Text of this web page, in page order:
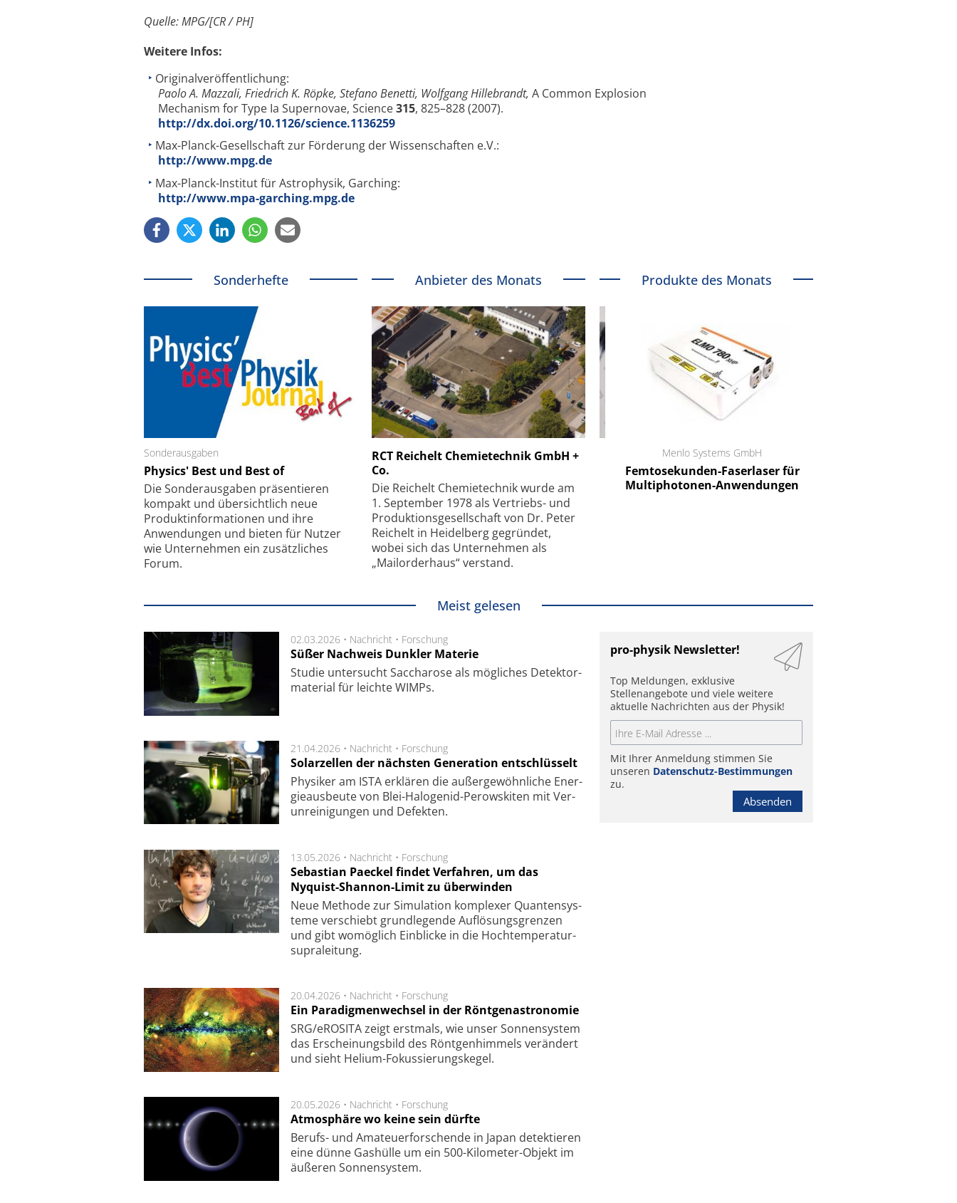
Quelle: MPG/[CR / PH]
Weitere Infos:
Originalveröffentlichung:
Paolo A. Mazzali, Friedrich K. Röpke, Stefano Benetti, Wolfgang Hillebrandt, A Common Explosion
Mechanism for Type Ia Supernovae, Science315, 825–828 (2007).
http://dx.doi.org/10.1126/science.1136259
Max-Planck-Gesellschaft zur Förderung der Wissenschaften e.V.:
http://www.mpg.de
Max-Planck-Institut für Astrophysik, Garching:
http://www.mpa-garching.mpg.de
Sonderhefte
Sonderausgaben
Physics' Best und Best of
Die Sonder­ausgaben präsentieren
kompakt und übersichtlich neue
Produkt­informationen und ihre
Anwendungen und bieten für Nutzer
wie Unternehmen ein zusätzliches
Forum.
Anbieter des Monats
RCT Reichelt Chemietechnik GmbH +
Co.
Die Reichelt Chemietechnik wurde am
1. September 1978 als Vertriebs- und
Produktionsgesellschaft von Dr. Peter
Reichelt in Heidelberg gegründet,
wobei sich das Unternehmen als
„Mailorderhaus“ verstand.
Produkte des Monats
Faserkoppler mit Super-
Feinfokussierungsmechanismus
SmarAct GmbH
kleinstem Raum
Menlo Systems GmbH
Femtosekunden-Faserlaser für
Multiphotonen-Anwendungen
Meist gelesen
02.03.2026 • Nachricht • Forschung
Süßer Nachweis Dunkler Materie
Studie unter­sucht Saccha­ro­se als mög­li­ches De­tek­tor­
ma­te­rial für leich­te WIMPs.
21.04.2026 • Nachricht • Forschung
Solarzellen der nächsten Generation entschlüsselt
Physiker am ISTA er­klä­ren die außer­ge­wöhn­li­che Ener­
gie­aus­beu­te von Blei-Halo­ge­nid-Perows­ki­ten mit Ver­
unrei­ni­gung­en und De­fek­ten.
13.05.2026 • Nachricht • Forschung
Sebastian Paeckel findet Verfahren, um das
Nyquist-Shannon-Limit zu überwinden
Neue Methode zur Simu­la­tion kom­ple­xer Quan­ten­sys­
te­me ver­schiebt grund­le­gen­de Auf­lösungs­gren­zen
und gibt wo­mög­lich Ein­blicke in die Hoch­tempe­ra­tur­
supra­lei­tung.
20.04.2026 • Nachricht • Forschung
Ein Paradigmenwechsel in der Röntgenastronomie
SRG/eROSITA zeigt erst­mals, wie unser Son­nen­sys­tem
das Er­schei­nungs­bild des Rönt­gen­him­mels ver­än­dert
und sieht Helium-Fokus­sie­rungs­ke­gel.
20.05.2026 • Nachricht • Forschung
Atmosphäre wo keine sein dürfte
Berufs- und Ama­teuer­for­schen­de in Japan de­tek­tie­ren
eine dün­ne Gas­hül­le um ein 500-Kilo­meter-Objekt im
äu­ße­ren Son­nen­sys­tem.
pro-physik Newsletter!
Top Meldungen, exklusive
Stellenangebote und viele weitere
aktuelle Nachrichten aus der Physik!
Mit Ihrer Anmeldung stimmen Sie
unseren Datenschutz-Bestimmungen
zu.
Absenden